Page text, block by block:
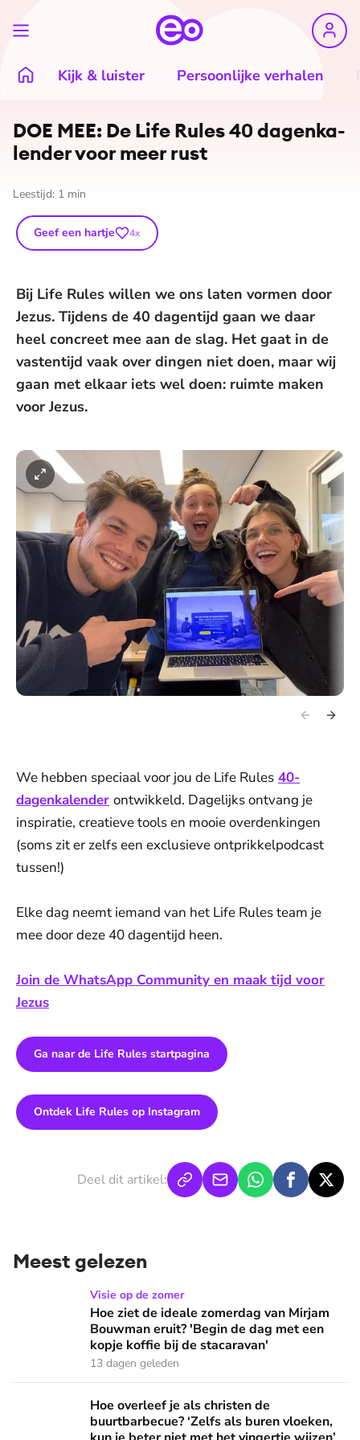
Kijk & luister Persoonlijke verhalen
DOE MEE: De Life Rules 40 da­gen­ka­
len­der voor meer rust
Leestijd: 1 min
Geef een hartje 4x
Bij Life Rules willen we ons laten vormen door
Jezus. Tijdens de 40 dagentijd gaan we daar
heel concreet mee aan de slag. Het gaat in de
vastentijd vaak over dingen niet doen, maar wij
gaan met elkaar iets wel doen: ruimte maken
voor Jezus.
We hebben speciaal voor jou de Life Rules 40-
dagenkalender ontwikkeld. Dagelijks ontvang je
inspiratie, creatieve tools en mooie overdenkingen
(soms zit er zelfs een exclusieve ontprikkelpodcast
tussen!)
Elke dag neemt iemand van het Life Rules team je
mee door deze 40 dagentijd heen.
Join de WhatsApp Community en maak tijd voor
Jezus
Ga naar de Life Rules startpagina
Ontdek Life Rules op Instagram
Deel dit artikel:
Meest gelezen
Hoe ziet de ideale zomerdag van Mirjam Bouwman eruit?
Visie op de zomer
Hoe ziet de ideale zomerdag van Mirjam
Bouwman eruit? 'Begin de dag met een
kopje koffie bij de stacaravan'
13 dagen geleden
Hoe overleef je als christen de buurtbarbecue? ‘Zelfs als
Hoe overleef je als christen de
buurtbarbecue? ‘Zelfs als buren vloeken,